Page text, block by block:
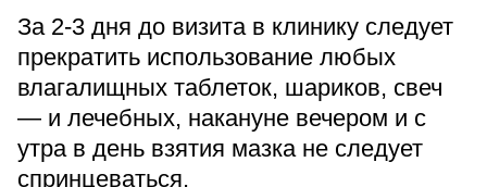
За 2-3 дня до визита в клинику следует
прекратить использование любых
влагалищных таблеток, шариков, свеч
— и лечебных, накануне вечером и с
утра в день взятия мазка не следует
спринцеваться.